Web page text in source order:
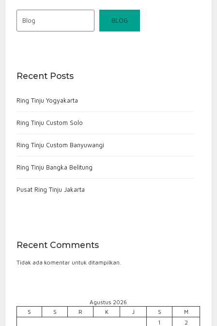
Ring Boxing Yogyakarta
ring tinju berkualitas
Ring Tinju Custom Yogyakarta
Supplier Ring Tinju Yogyakarta
BLOG
Recent Posts
Ring Tinju Yogyakarta
Ring Tinju Custom Solo
Ring Tinju Custom Banyuwangi
Ring Tinju Bangka Belitung
Pusat Ring Tinju Jakarta
Recent Comments
Tidak ada komentar untuk ditampilkan.
Agustus 2026
S
S R K J S
M
1
2